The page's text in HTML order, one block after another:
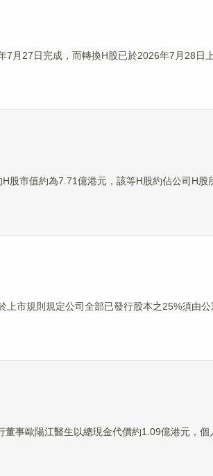
7月27日完成，而轉換H股已於2026年7月28日
股市值約為7.71億港元，該等H股約佔公司H股
上市規則規定公司全部已發行股本之25%須由
事歐陽江醫生以總現金代價約1.09億港元，個